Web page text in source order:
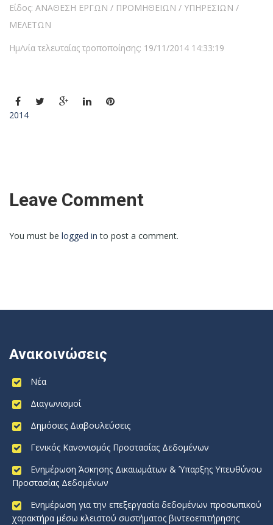
Είδος: ΑΝΑΘΕΣΗ ΕΡΓΩΝ / ΠΡΟΜΗΘΕΙΩΝ / ΥΠΗΡΕΣΙΩΝ /
ΜΕΛΕΤΩΝ
Ημ/νία τελευταίας τροποποίησης: 19/11/2014 14:33:19
2014
Leave Comment
You must be logged in to post a comment.
Ανακοινώσεις
Νέα
Διαγωνισμοί
Δημόσιες Διαβουλεύσεις
Γενικός Κανονισμός Προστασίας Δεδομένων
Ενημέρωση Άσκησης Δικαιωμάτων & Ύπαρξης Υπευθύνου
Προστασίας Δεδομένων
Ενημέρωση για την επεξεργασία δεδομένων προσωπικού
χαρακτήρα μέσω κλειστού συστήματος βιντεοεπιτήρησης